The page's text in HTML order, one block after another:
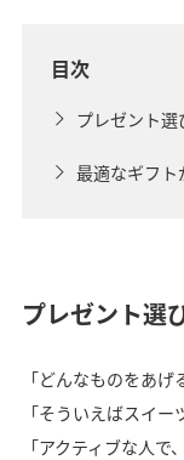
目次
プレゼント
最適なギフト
プレゼント選
「どんなものをあげ
「そういえばスイー
「アクティブな人で